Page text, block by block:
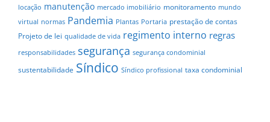
locação manutenção mercado imobiliário monitoramento mundo
virtual normas Pandemia Plantas Portaria prestação de contas
Projeto de lei qualidade de vida regimento interno regras
responsabilidades segurança segurança condominial
sustentabilidade Síndico Síndico profissional taxa condominial